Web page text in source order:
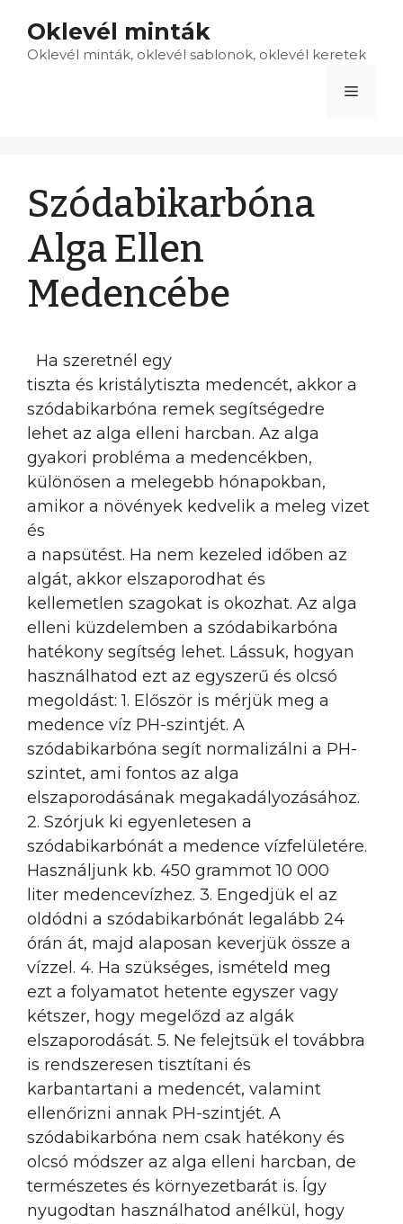
tartalomba
Oklevél minták
Oklevél minták, oklevél sablonok, oklevél keretek
Menü
Szódabikarbóna
Alga Ellen
Medencébe
Ha szeretnél egy
tiszta és kristálytiszta medencét, akkor a
szódabikarbóna remek segítségedre
lehet az alga elleni harcban. Az alga
gyakori probléma a medencékben,
különösen a melegebb hónapokban,
amikor a növények kedvelik a meleg vizet
és
a napsütést. Ha nem kezeled időben az
algát, akkor elszaporodhat és
kellemetlen szagokat is okozhat. Az alga
elleni küzdelemben a szódabikarbóna
hatékony segítség lehet. Lássuk, hogyan
használhatod ezt az egyszerű és olcsó
megoldást: 1. Először is mérjük meg a
medence víz PH-szintjét. A
szódabikarbóna segít normalizálni a PH-
szintet, ami fontos az alga
elszaporodásának megakadályozásához.
2. Szórjuk ki egyenletesen a
szódabikarbónát a medence vízfelületére.
Használjunk kb. 450 grammot 10 000
liter medencevízhez. 3. Engedjük el az
oldódni a szódabikarbónát legalább 24
órán át, majd alaposan keverjük össze a
vízzel. 4. Ha szükséges, ismételd meg
ezt a folyamatot hetente egyszer vagy
kétszer, hogy megelőzd az algák
elszaporodását. 5. Ne felejtsük el továbbra
is rendszeresen tisztítani és
karbantartani a medencét, valamint
ellenőrizni annak PH-szintjét. A
szódabikarbóna nem csak hatékony és
olcsó módszer az alga elleni harcban, de
természetes és környezetbarát is. Így
nyugodtan használhatod anélkül, hogy